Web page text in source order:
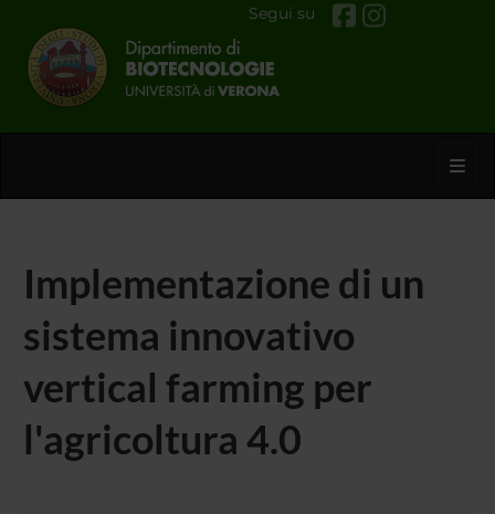
Segui su
Implementazione di un
sistema innovativo
vertical farming per
l'agricoltura 4.0